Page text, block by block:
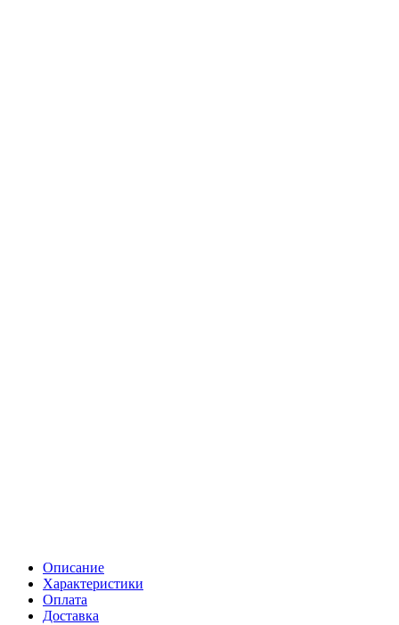
Описание
Характеристики
Оплата
Доставка